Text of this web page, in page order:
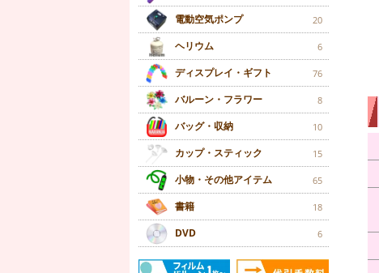
電動空気ポンプ 20
ヘリウム 6
ディスプレイ・ギフト 76
バルーン・フラワー 8
バッグ・収納 10
カップ・スティック 15
小物・その他アイテム 65
書籍 18
DVD 6